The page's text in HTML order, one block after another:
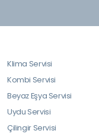
Klima Servisi
Kombi Servisi
Beyaz Eşya Servisi
Uydu Servisi
Çilingir Servisi